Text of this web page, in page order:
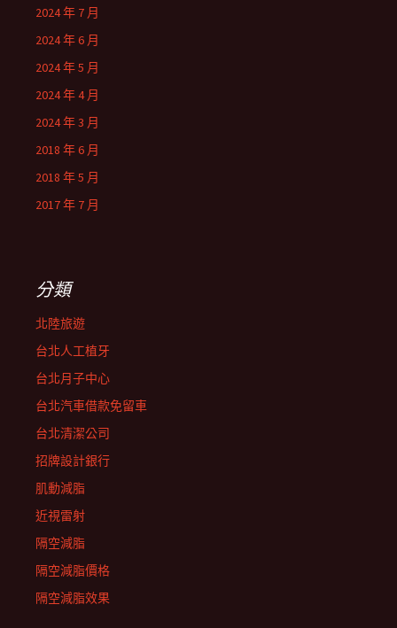
2024 年 7 月
2024 年 6 月
2024 年 5 月
2024 年 4 月
2024 年 3 月
2018 年 6 月
2018 年 5 月
2017 年 7 月
分類
北陸旅遊
台北人工植牙
台北月子中心
台北汽車借款免留車
台北清潔公司
招牌設計銀行
肌動減脂
近視雷射
隔空減脂
隔空減脂價格
隔空減脂效果